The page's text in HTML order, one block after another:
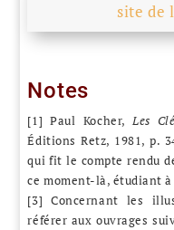
site de
Notes
[1] Paul Kocher, Les
Éditions Retz, 1981, p.
qui fit le compte rendu
ce moment-là, étudiant
[3] Concernant les
référer aux ouvrages